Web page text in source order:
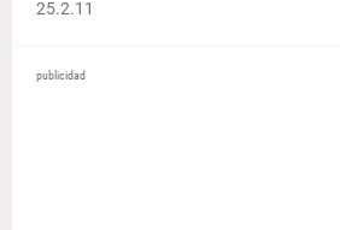
25.2.11
publicidad